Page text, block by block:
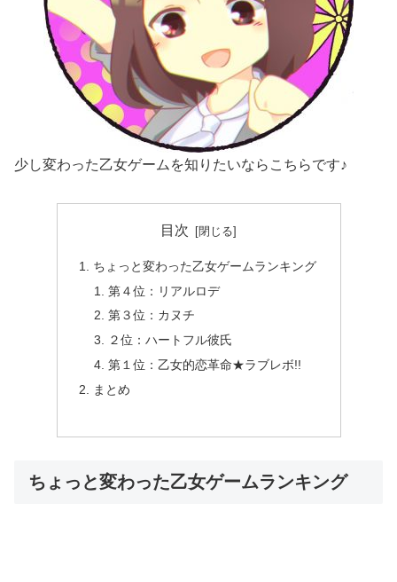
少し変わった乙女ゲームを知りたいならこちらです♪
目次
ちょっと変わった乙女ゲームランキング
第４位：リアルロデ
第３位：カヌチ
２位：ハートフル彼氏
第１位：乙女的恋革命★ラブレボ!!
まとめ
ちょっと変わった乙女ゲームランキング